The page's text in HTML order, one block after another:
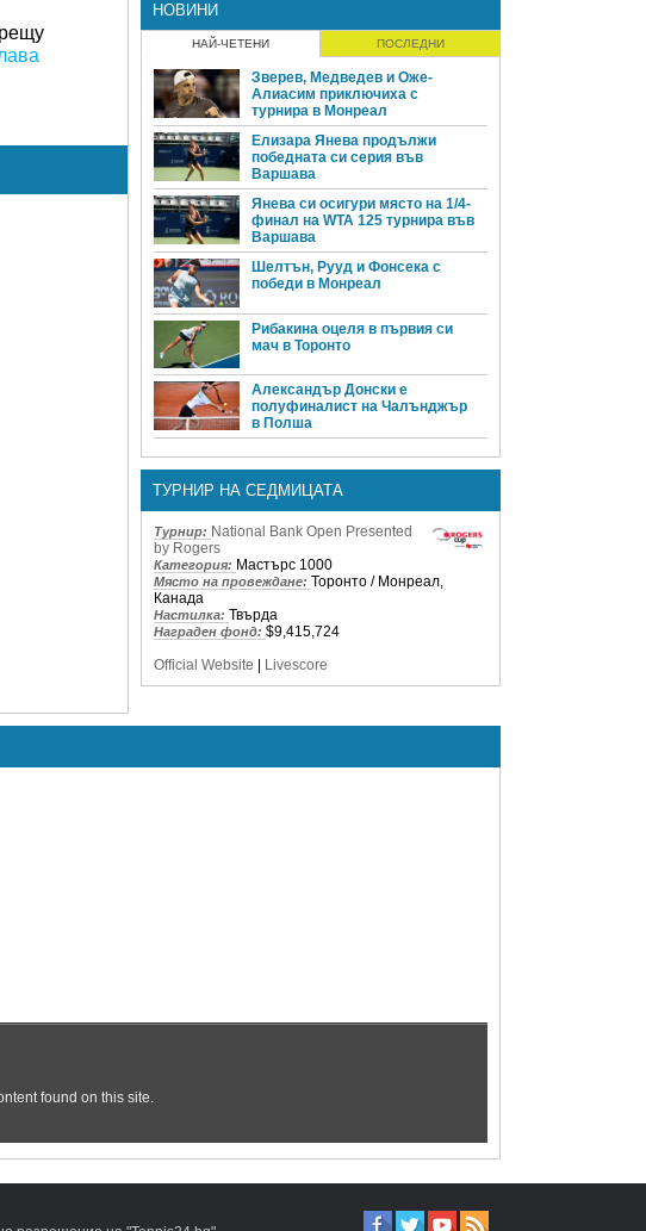
НОВИНИ
НАЙ-ЧЕТЕНИ ПОСЛЕДНИ
Зверев, Медведев и Оже-
Алиасим приключиха с
турнира в Монреал
Елизара Янева продължи
победната си серия във
Варшава
Янева си осигури място на 1/4-
финал на WTA 125 турнира във
Варшава
Шелтън, Рууд и Фонсека с
победи в Монреал
Рибакина оцеля в първия си
мач в Торонто
Александър Донски е
полуфиналист на Чалънджър
в Полша
ТУРНИР НА СЕДМИЦАТА
Турнир: National Bank Open Presented
by Rogers
Категория: Мастърс 1000
Място на провеждане: Торонто / Монреал,
Канада
Настилка: Твърда
Награден фонд: $9,415,724
Official Website
Livescore